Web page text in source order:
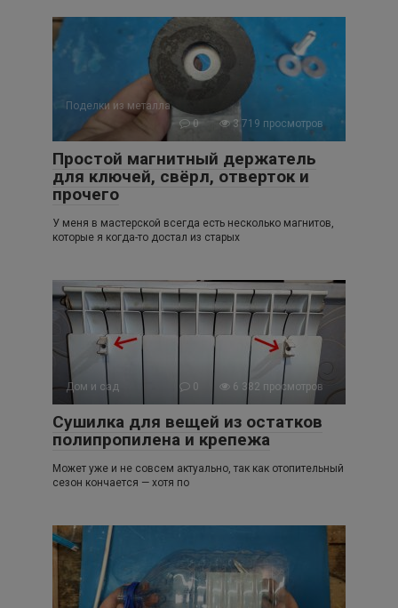
Поделки из металла
0
3 719 просмотров
Простой магнитный держатель
для ключей, свёрл, отверток и
прочего
У меня в мастерской всегда есть несколько магнитов,
которые я когда-то достал из старых
Дом и сад 0 6 382 просмотров
Cушилка для вещей из остатков
полипропилена и крепежа
Может уже и не совсем актуально, так как отопительный
сезон кончается — хотя по